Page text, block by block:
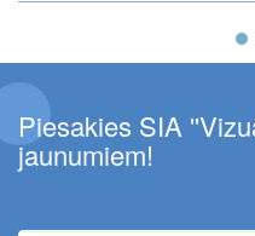
Piesakies SIA
jaunumiem!